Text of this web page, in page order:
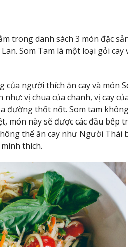
trong danh sách 3 món đặc
Som Tam là một loại gỏi cay
người thích ăn cay và món
vị chua của chanh, vị cay
đường thốt nốt. Som tam
món này sẽ được các đầu bếp
thể ăn cay như Người Thái
thích.